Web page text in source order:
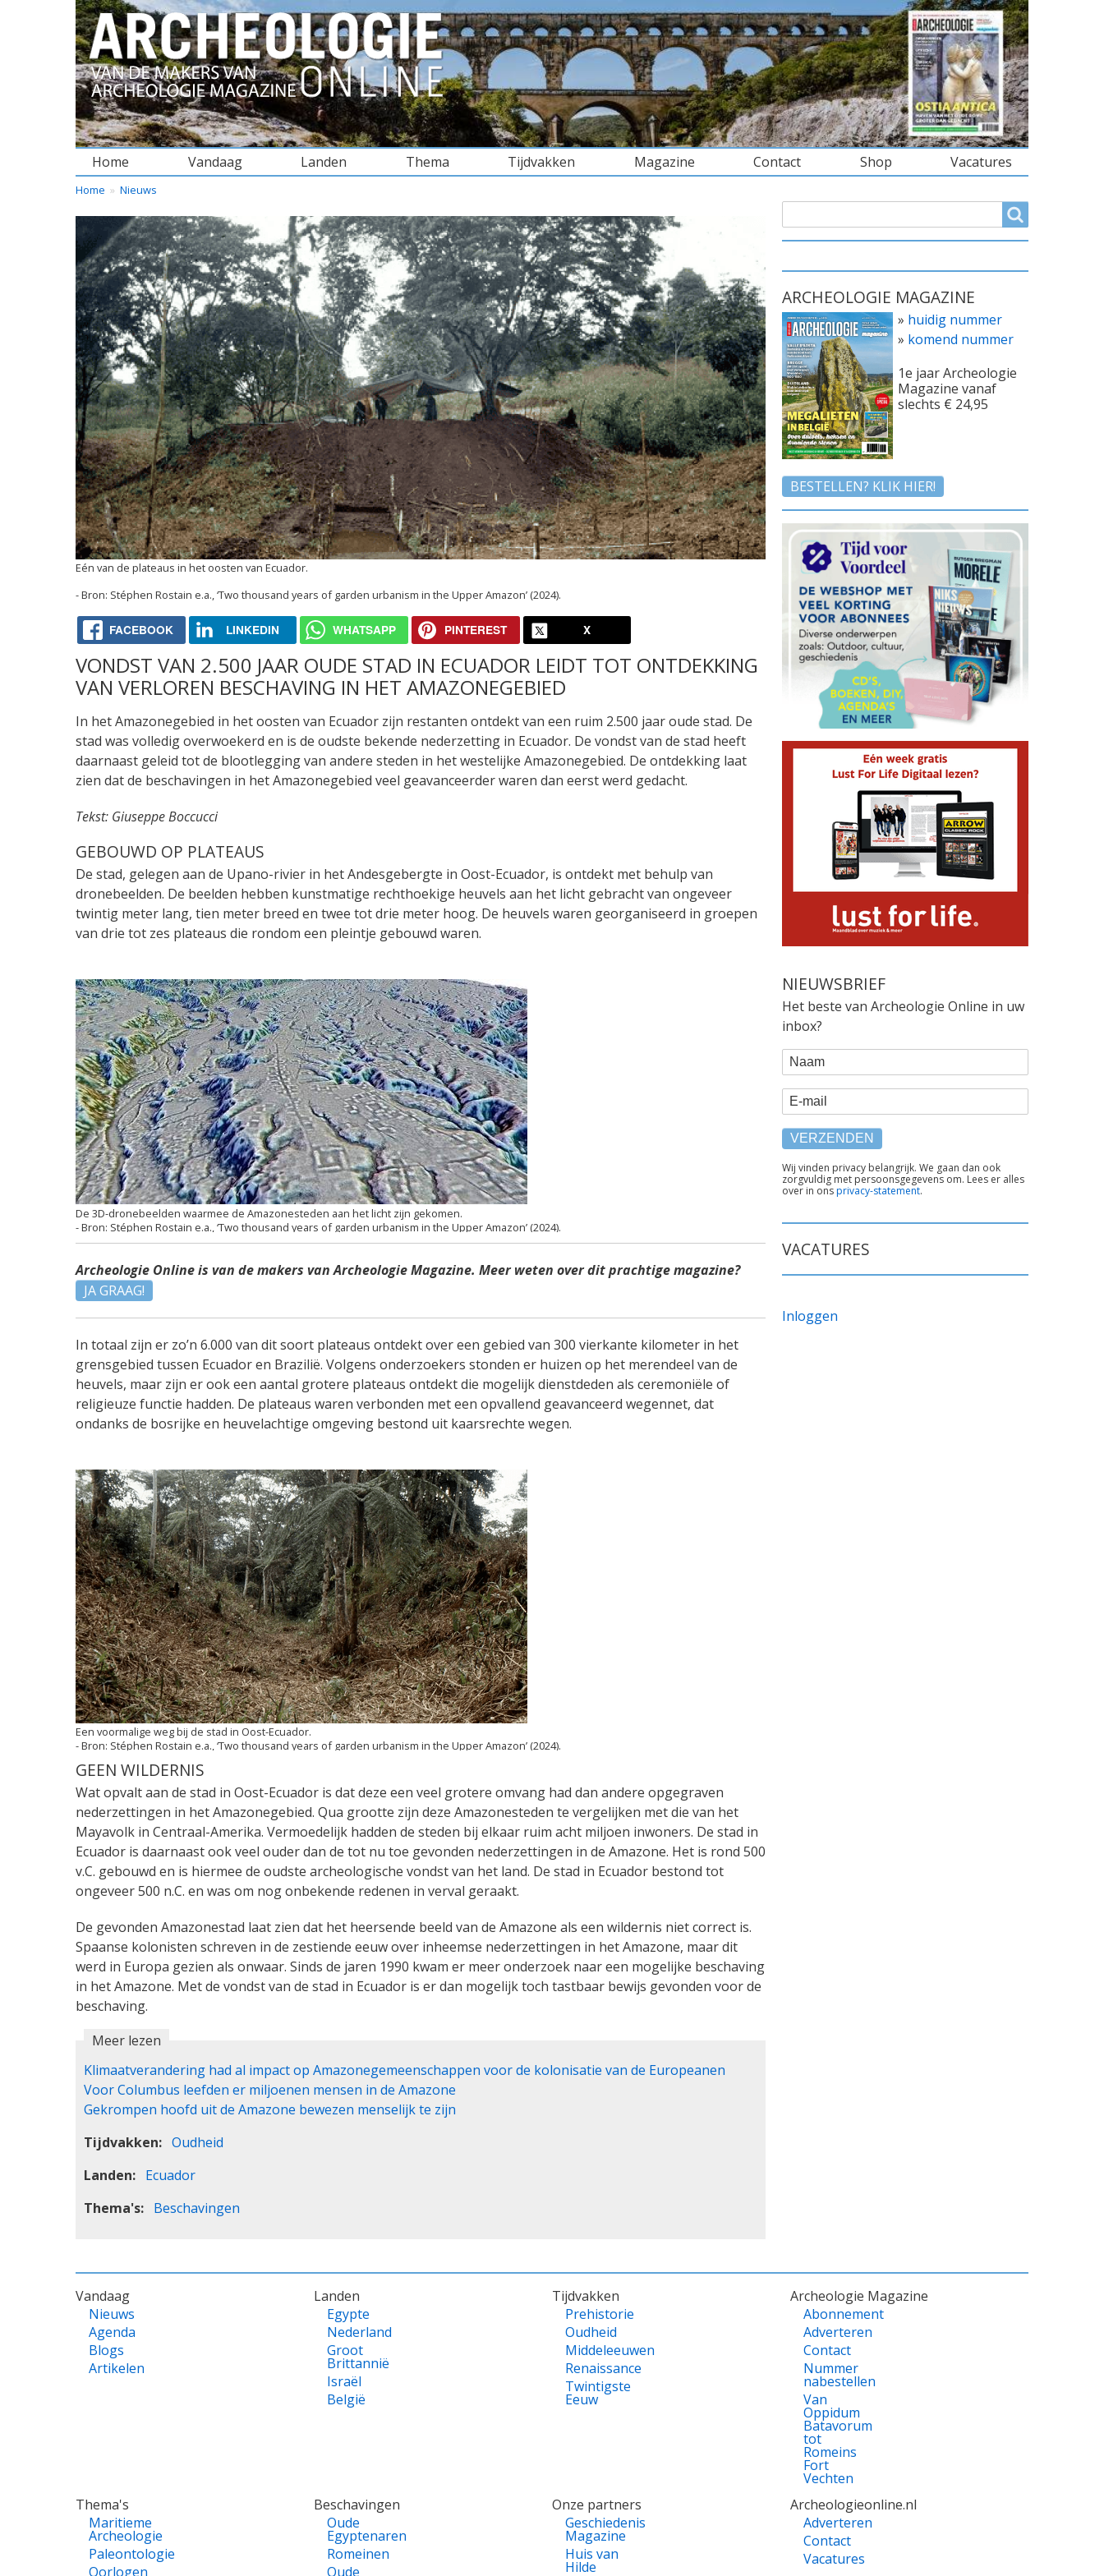
Home Vandaag Landen Thema Tijdvakken Magazine Contact Shop Vacatures
BREADCRUMBS
YOU
HERE:
Home Nieuws
Eén van de plateaus in het oosten van Ecuador.
Stéphen Rostain e.a., ‘Two thousand years of garden urbanism in the Upper Amazon’ (2024).
FACEBOOK LINKEDIN WHATSAPP PINTEREST X
VONDST VAN 2.500 JAAR OUDE STAD IN ECUADOR LEIDT TOT ONTDEKKING
VAN VERLOREN BESCHAVING IN HET AMAZONEGEBIED
In het Amazonegebied in het oosten van Ecuador zijn restanten ontdekt van een ruim 2.500 jaar oude stad. De
stad was volledig overwoekerd en is de oudste bekende nederzetting in Ecuador. De vondst van de stad heeft
daarnaast geleid tot de blootlegging van andere steden in het westelijke Amazonegebied. De ontdekking laat
zien dat de beschavingen in het Amazonegebied veel geavanceerder waren dan eerst werd gedacht.
Tekst: Giuseppe Boccucci
GEBOUWD OP PLATEAUS
De stad, gelegen aan de Upano-rivier in het Andesgebergte in Oost-Ecuador, is ontdekt met behulp van
dronebeelden. De beelden hebben kunstmatige rechthoekige heuvels aan het licht gebracht van ongeveer
twintig meter lang, tien meter breed en twee tot drie meter hoog. De heuvels waren georganiseerd in groepen
van drie tot zes plateaus die rondom een pleintje gebouwd waren.
De 3D-dronebeelden waarmee de Amazonesteden aan het licht zijn gekomen.
Stéphen Rostain e.a., ‘Two thousand years of garden urbanism in the Upper Amazon’ (2024).
Archeologie Online is van de makers van Archeologie Magazine. Meer weten over dit prachtige magazine?
JA GRAAG!
In totaal zijn er zo’n 6.000 van dit soort plateaus ontdekt over een gebied van 300 vierkante kilometer in het
grensgebied tussen Ecuador en Brazilië. Volgens onderzoekers stonden er huizen op het merendeel van de
heuvels, maar zijn er ook een aantal grotere plateaus ontdekt die mogelijk dienstdeden als ceremoniële of
religieuze functie hadden. De plateaus waren verbonden met een opvallend geavanceerd wegennet, dat
ondanks de bosrijke en heuvelachtige omgeving bestond uit kaarsrechte wegen.
Een voormalige weg bij de stad in Oost-Ecuador.
Stéphen Rostain e.a., ‘Two thousand years of garden urbanism in the Upper Amazon’ (2024).
GEEN WILDERNIS
Wat opvalt aan de stad in Oost-Ecuador is dat deze een veel grotere omvang had dan andere opgegraven
nederzettingen in het Amazonegebied. Qua grootte zijn deze Amazonesteden te vergelijken met die van het
Mayavolk in Centraal-Amerika. Vermoedelijk hadden de steden bij elkaar ruim acht miljoen inwoners. De stad in
Ecuador is daarnaast ook veel ouder dan de tot nu toe gevonden nederzettingen in de Amazone. Het is rond 500
v.C. gebouwd en is hiermee de oudste archeologische vondst van het land. De stad in Ecuador bestond tot
ongeveer 500 n.C. en was om nog onbekende redenen in verval geraakt.
De gevonden Amazonestad laat zien dat het heersende beeld van de Amazone als een wildernis niet correct is.
Spaanse kolonisten schreven in de zestiende eeuw over inheemse nederzettingen in het Amazone, maar dit
werd in Europa gezien als onwaar. Sinds de jaren 1990 kwam er meer onderzoek naar een mogelijke beschaving
in het Amazone. Met de vondst van de stad in Ecuador is er dan mogelijk toch tastbaar bewijs gevonden voor de
beschaving.
Meer lezen
Klimaatverandering had al impact op Amazonegemeenschappen voor de kolonisatie van de Europeanen
Voor Columbus leefden er miljoenen mensen in de Amazone
Gekrompen hoofd uit de Amazone bewezen menselijk te zijn
Tijdvakken
Oudheid
Landen
Ecuador
Thema's
Beschavingen
ARCHEOLOGIE MAGAZINE
» huidig nummer
» komend nummer
1e jaar Archeologie
Magazine vanaf
slechts € 24,95
BESTELLEN? KLIK HIER!
NIEUWSBRIEF
Het beste van Archeologie Online in uw
inbox?
WEBFORM
Naam
E-mail
TEKST
ONDER
FORMULIER
Wij vinden privacy belangrijk. We gaan dan ook
zorgvuldig met persoonsgegevens om. Lees er alles
over in onsprivacy-statement.
VACATURES
Inloggen
VOET
Vandaag
Nieuws
Agenda
Blogs
Artikelen
Landen
Egypte
Nederland
Groot
Brittannië
Israël
België
Tijdvakken
Prehistorie
Oudheid
Middeleeuwen
Renaissance
Twintigste
Eeuw
Archeologie Magazine
Abonnement
Adverteren
Contact
Nummer
nabestellen
Van
Oppidum
Batavorum
tot
Romeins
Fort
Vechten
Thema's
Maritieme
Archeologie
Paleontologie
Oorlogen
Beschavingen
Oude
Egyptenaren
Romeinen
Oude
Onze partners
Geschiedenis
Magazine
Huis van
Hilde
Archeologieonline.nl
Adverteren
Contact
Vacatures